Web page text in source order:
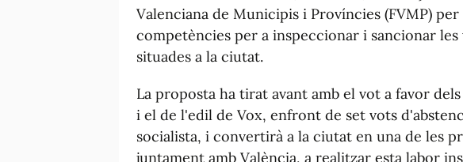
Valenciana de Municipis i Províncies (FVMP)
competències per a inspeccionar i sancionar
situades a la ciutat.
La proposta ha tirat avant amb el vot a favor
i el de l'edil de Vox, enfront de set vots
socialista, i convertirà a la ciutat en una de les
juntament amb València, a realitzar esta labor